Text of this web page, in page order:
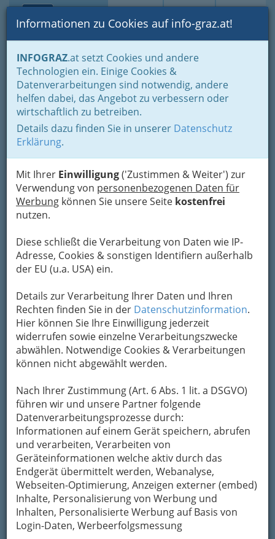
Suche Login Toggle
Informationen zu Cookies auf info-graz.at!
INFOGRAZ.at setzt Cookies und andere
Technologien ein. Einige Cookies &
Datenverarbeitungen sind notwendig, andere
helfen dabei, das Angebot zu verbessern oder
wirtschaftlich zu betreiben.
Details dazu finden Sie in unserer Datenschutz
Erklärung.
Mit Ihrer Einwilligung('Zustimmen & Weiter') zur
Verwendung von personenbezogenen Daten für
Werbung können Sie unsere Seite kostenfrei
nutzen.
Diese schließt die Verarbeitung von Daten wie IP-
Adresse, Cookies & sonstigen Identifiern außerhalb
der EU (u.a. USA) ein.
Details zur Verarbeitung Ihrer Daten und Ihren
Rechten finden Sie in der Datenschutzinformation.
Hier können Sie Ihre Einwilligung jederzeit
widerrufen sowie einzelne Verarbeitungszwecke
abwählen. Notwendige Cookies & Verarbeitungen
können nicht abgewählt werden.
Nach Ihrer Zustimmung (Art. 6 Abs. 1 lit. a DSGVO)
führen wir und unsere Partner folgende
Datenverarbeitungsprozesse durch:
Informationen auf einem Gerät speichern, abrufen
und verarbeiten, Verarbeiten von
Geräteinformationen welche aktiv durch das
Endgerät übermittelt werden, Webanalyse,
Webseiten-Optimierung, Anzeigen externer (embed)
Inhalte, Personalisierung von Werbung und
Inhalten, Personalisierte Werbung auf Basis von
Login-Daten, Werbeerfolgsmessung
Home Branchen
Gewerbe, Handwerk, Banken
Gewerbe & Handwerk, Gliederung der WKO
Innung der ‚Sanitärtechniker Heizungstechniker und
Lüftungstechniker‘
Gas- und Sanitärtechnik
Gastechnik – Sanitärtechnik
Graz und Umgebung
Installateur bedeutet
wörtlich „Einbauer“.
Diese
tätigkeitsbeschreibende Berufsbezeichnung wird
in der Regel als Anhang an das Fachgebiet
Elektroinstallateur). In Baden-Württemberg,
Österreich und Bayern ist diese
Berufsbezeichnung auch umgangssprachlich
üblich, während man anderswo
umgangssprachlich, abersachlich falsch, oft
den Begriff Klempner verwendet
Der Installateur montierte ursprünglich (im
Unterschied z. B. zum Heizungsbauer oder
Lüftungsbauer) vorkonfektionierte Geräte und
Anlagenkomponenten; seine Arbeitstiefe war
deutlich geringer. Da heute aus
Rationalitätsgründen in allen Bereichen von
Handwerk und Industrie vorkonfektionierte
Systemlösungen bevorzugt werden, ist
der
Unterschied z. B. zwischen einem
Heizungsinstallateur und einem
Heizungsbauer geringer geworden. ©
WikipediA